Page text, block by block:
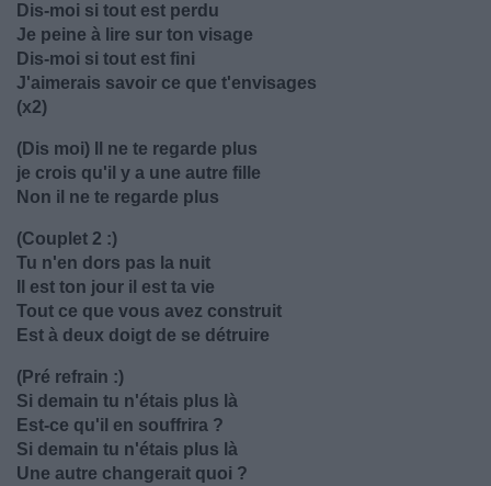
Dis-moi si tout est perdu
Je peine à lire sur ton visage
Dis-moi si tout est fini
J'aimerais savoir ce que t'envisages
(x2)
(Dis moi) Il ne te regarde plus
je crois qu'il y a une autre fille
Non il ne te regarde plus
(Couplet 2 :)
Tu n'en dors pas la nuit
Il est ton jour il est ta vie
Tout ce que vous avez construit
Est à deux doigt de se détruire
(Pré refrain :)
Si demain tu n'étais plus là
Est-ce qu'il en souffrira ?
Si demain tu n'étais plus là
Une autre changerait quoi ?